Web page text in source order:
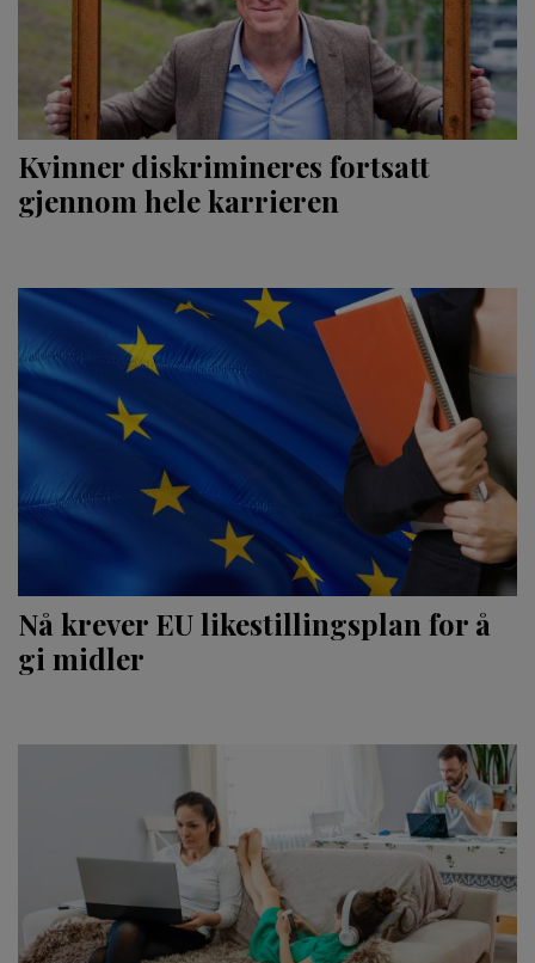
Kvinner diskrimineres fortsatt
gjennom hele karrieren
Nå krever EU likestillingsplan for å
gi midler